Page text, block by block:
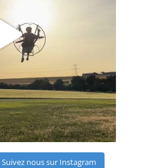
Suivez nous sur Instagram